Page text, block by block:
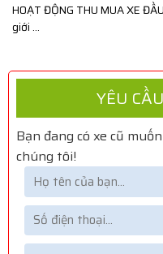
HOẠT ĐỘNG THU MUA XE
giới ...
YÊU
Bạn đang có xe cũ
chúng tôi!